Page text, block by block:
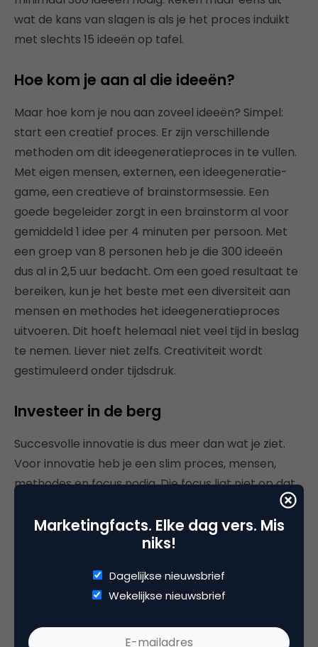
wat de kans van slagen is als je het proces induikt
met slechts 15 ideeën op tafel.
Hoe kom je aan al die ideeën?
Maar hoe kom je nou aan zoveel ideeën? Simpel:
start een creatief proces. Er zijn verschillende
methoden om dit ideegeneratieproces in te vullen.
Met eigen mensen, externen, een ideegeneratie-
game, een creatieve of brainstormsessie. Een
goede begeleider zorgt in een brainstorm al voor
gemiddeld 1 idee per 4 minuten per persoon. Met
een groep van 8 personen heb je die 300 ideeën
dus al in 2,5 uur bedacht. Om een goed resultaat te
bereiken, kun je het beste met een diversiteit aan
mensen en methodes het ideegeneratieproces
uitvoeren. Dit hoeft helemaal niet veel tijd in beslag
te nemen. Liever niet zelfs. Creativiteit wordt
gestimuleerd onder tijdsdruk.
Investeer in de berg
Succesvolle innovatie is dus meer dan wat je ziet.
Voor innovatie heb je een slim proces, mensen,
methodes en focus nodig. Die focus ligt niet op dat
ene briljante idee, maar op het genereren van een
groot aantal diverse ideeën. Het topje van de
ijsberg kan niet zichtbaar worden zonder de basis
gedeelte van de berg investeert, traint en genoeg
Als de basis aan ideeën goed is, kun je er
Marketingfacts. Elke dag vers. Mis
niks!
Dagelijkse nieuwsbrief
Wekelijkse nieuwsbrief